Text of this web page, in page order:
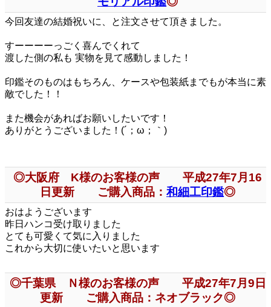
今回友達の結婚祝いに、と注文させて頂きました。
すーーーーっごく喜んでくれて
渡した側の私も 実物を見て感動しました！
印鑑そのものはもちろん、ケースや包装紙までもが本当に素
敵でした！！
また機会があればお願いしたいです！
ありがとうございました！(´；ω；｀)
◎大阪府 K様のお客様の声 平成27年7月16
日更新 ご購入商品： 和細工印鑑◎
おはようございます
昨日ハンコ受け取りました
とても可愛くて気に入りました
これから大切に使いたいと思います
◎千葉県 Ｎ様のお客様の声 平成27年7月9日
更新 ご購入商品：ネオブラック◎